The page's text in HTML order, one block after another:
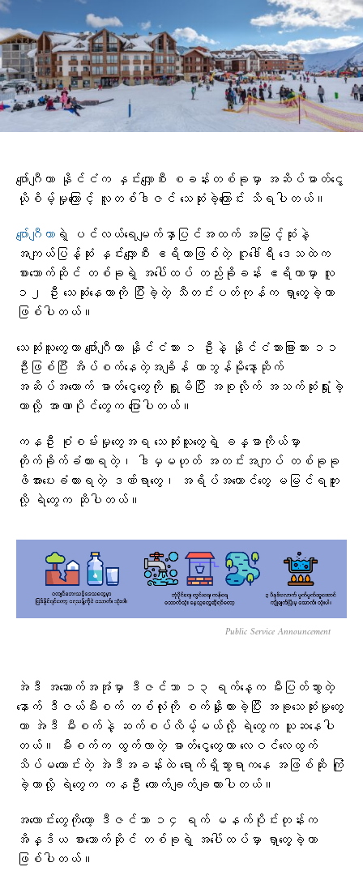
ဂျော်ဂျီယာ နိုင်ငံက နှင်းလျှောစီး စခန်းတစ်ခုမှာ အဆိပ်ဓာတ်ငွေ့
ယိုစိမ့်မှုကြောင့် လူတစ်ဒါဇင် သေဆုံးခဲ့ကြောင်း သိရပါတယ်။
ဂျော်ဂျီယာ ရဲ့ ပင်လယ်ရေမျက်နှာပြင်အထက် အမြင့်ဆုံးနဲ့
အကျယ်ပြန့်ဆုံး နှင်းလျှောစီး ဧရိယာဖြစ်တဲ့ ဂူဒေါ်ရီ ဒေသထဲက
စားသောက်ဆိုင် တစ်ခုရဲ့ အပေါ်ထပ် တည်းခိုခန်း ဧရိယာမှာ လူ
၁၂ ဦး သေဆုံးနေတာကို ပြီးခဲ့တဲ့ သီတင်းပတ်ကုန်က ရှာတွေ့ခဲ့တာ
ဖြစ်ပါတယ်။
သေဆုံးသူတွေဟာ ဂျော်ဂျီယာ နိုင်ငံသား ၁ ဦးနဲ့ နိုင်ငံသားခြားသား ၁၁
ဦးဖြစ်ပြီး အိပ်စက်နေတဲ့အချိန် ကာဘွန်မိုနော့ဆိုက်
အဆိပ်အတောက် ဓာတ်ငွေ့တွေကို ရှူမိပြီး အစုလိုက် အသက်ဆုံးရှုံးခဲ့
တာလို့ အာဏာပိုင်တွေက ပြောပါတယ်။
ကနဦး စုံစမ်းမှုတွေအရ သေဆုံးသူတွေရဲ့ ခန္ဓာကိုယ်မှာ
တိုက်ခိုက်ခံထားရတဲ့၊ ဒါမှမဟုတ် အတင်းအကျပ် တစ်ခုခု
ဖိအားပေးခံထားရတဲ့ ဒဏ်ရာတွေ၊ အရိပ်အယောင်တွေ မမြင်ရဘူး
လို့ ရဲတွေက ဆိုပါတယ်။
Public Service Announcement
အဲဒီ အဆောက်အအုံမှာ ဒီဇင်ဘာ ၁၃ ရက်နေ့က မီးပြတ်သွားတဲ့
နောက် ဒီဇယ်မီးစက် တစ်လုံးကို စက်နှိုးထားခဲ့ပြီး အခုသေဆုံးမှုတွေ
ဟာ အဲဒီ မီးစက်နဲ့ ဆက်စပ်လိမ့်မယ်လို့ ရဲတွေက ယူဆနေပါ
တယ်။ မီးစက်က ထွက်လာတဲ့ ဓာတ်ငွေ့တွေဟာ လေဝင်လေထွက်
သိပ်မကောင်းတဲ့ အဲဒီအခန်းထဲ ရောက်ရှိသွားရာကနေ အဖြစ်ဆိုး ကြုံ
ခဲ့တာလို့ ရဲတွေက ကနဦး ကောက်ချက်ချထားပါတယ်။
အလောင်းတွေကိုတော့ ဒီဇင်ဘာ ၁၄ ရက် မနက်ပိုင်းတုန်းက
အိန္ဒိယ စားသောက်ဆိုင် တစ်ခုရဲ့ အပေါ်ထပ်မှာ ရှာတွေ့ခဲ့တာ
ဖြစ်ပါတယ်။